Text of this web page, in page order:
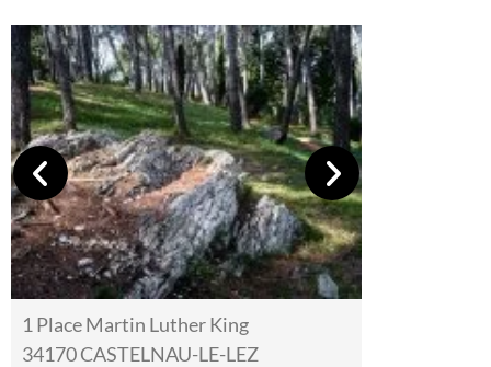
1 Place Martin Luther King
34170 CASTELNAU-LE-LEZ